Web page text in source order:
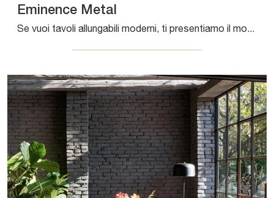
Eminence Metal
Se vuoi tavoli allungabili moderni, ti presentiamo il modello da cucina in melaminico Eminence Metal della marca Connubia.